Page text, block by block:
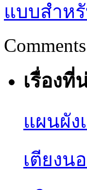
แบบสำห
เรื่องที่
แผนผัง
เตียงน